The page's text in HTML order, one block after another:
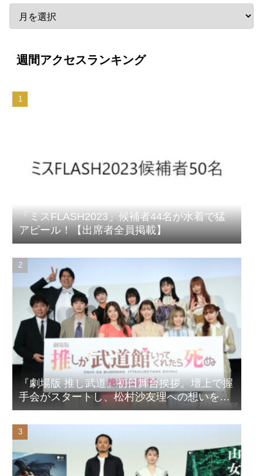
週間アクセスランキング
「ミスFLASH2023」候補者44名が水着で猛
アピール！【出席者全員掲載】
『劇場版 推し武道』初日舞台挨拶。壇上で握
手会がスタートし、松村沙友理への想いをア
ピール！？